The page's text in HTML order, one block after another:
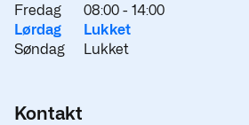
Fredag
08:00 - 14:00
Lørdag
Lukket
Søndag
Lukket
Kontakt